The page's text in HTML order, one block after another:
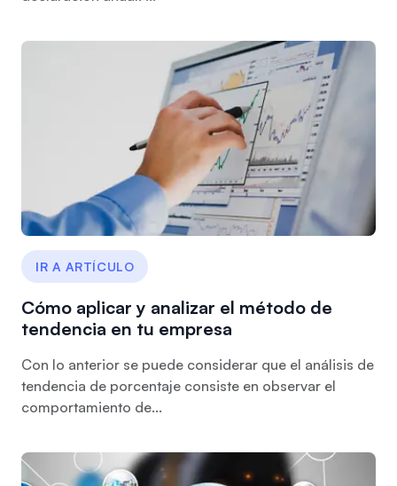
IR A ARTÍCULO
Cómo aplicar y analizar el método de
tendencia en tu empresa
Con lo anterior se puede considerar que el análisis de
tendencia de porcentaje consiste en observar el
comportamiento de...